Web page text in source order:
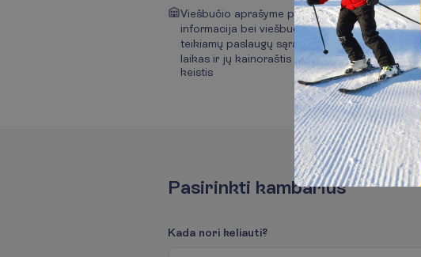
Viešbučio aprašyme pateikta
informacija bei viešbučio
teikiamų paslaugų sąrašas,
laikas ir jų kainoraštis gali
keistis
Pasirinkti kambarius
Kada nori keliauti?